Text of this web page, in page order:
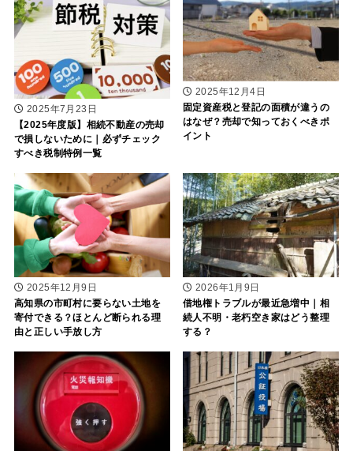
2025年7月23日
【2025年度版】相続不動産の売却
で損しないために｜必ずチェック
すべき税制特例一覧
2025年12月4日
固定資産税と登記の面積が違うの
はなぜ？売却で知っておくべきポ
イント
2025年12月9日
高知県の市町村に要らない土地を
寄付できる？ほとんど断られる理
由と正しい手放し方
2026年1月9日
借地権トラブルが最近急増中｜相
続人不明・老朽空き家はどう整理
する？